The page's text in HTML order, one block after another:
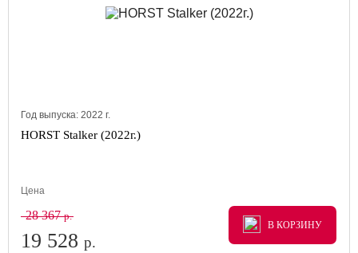
Год выпуска: 2022 г.
HORST Stalker (2022г.)
Цена
28 367р.
19 528 р.
В КОРЗИНУ
В КОРЗИНУ
В КОРЗИНУ